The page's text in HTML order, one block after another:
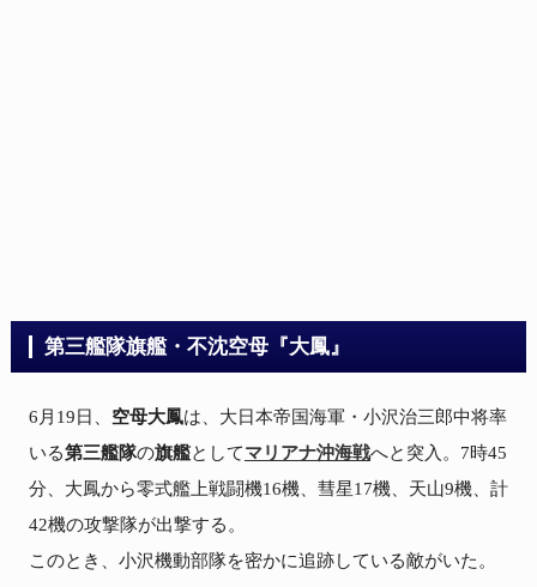
第三艦隊旗艦・不沈空母『大鳳』
6月19日、 空母大鳳は、大日本帝国海軍・小沢治三郎中将率
いる第三艦隊の旗艦としてマリアナ沖海戦へと突入。7時45
分、大鳳から零式艦上戦闘機16機、彗星17機、天山9機、計
42機の攻撃隊が出撃する。
このとき、小沢機動部隊を密かに追跡している敵がいた。